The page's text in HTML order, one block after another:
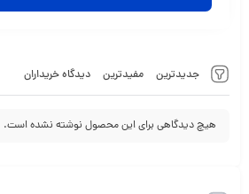
جدیدترین مفیدترین دیدگاه خریداران
هیچ دیدگاهی برای این محصول نوشته نشده است.